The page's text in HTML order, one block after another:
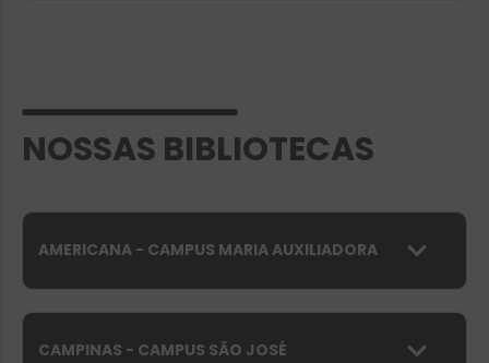
NOSSAS BIBLIOTECAS
AMERICANA - CAMPUS MARIA AUXILIADORA
CAMPINAS - CAMPUS SÃO JOSÉ